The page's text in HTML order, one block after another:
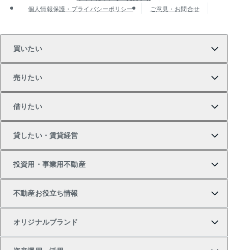
個人情報保護・プライバシーポリシー
ご意見・お問合せ
買いたい
新築・分譲マンションの購入
中古マンションの購入
売りたい
マンションの売却・査定
一戸建ての売却・査定
借りたい
借りたいTOP
物件を借りる
貸したい・賃貸経営
貸したいTOP
投資用・事業用不動産
不動産お役立ち情報
オリジナルブランド